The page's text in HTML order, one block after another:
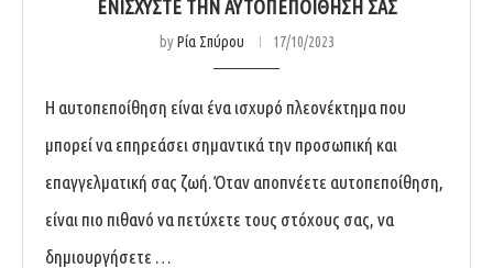
ΕΝΙΣΧΥΣΤΕ ΤΗΝ ΑΥΤΟΠΕΠΟΙΘΗΣΗ ΣΑΣ
byΡία Σπύρου 17/10/2023
Η αυτοπεποίθηση είναι ένα ισχυρό πλεονέκτημα που
μπορεί να επηρεάσει σημαντικά την προσωπική και
επαγγελματική σας ζωή. Όταν αποπνέετε αυτοπεποίθηση,
είναι πιο πιθανό να πετύχετε τους στόχους σας, να
δημιουργήσετε …